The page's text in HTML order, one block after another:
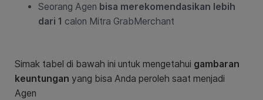
Seorang Agen bisa merekomendasikan lebih
dari 1 calon Mitra GrabMerchant
Simak tabel di bawah ini untuk mengetahui gambaran
keuntungan yang bisa Anda peroleh saat menjadi
Agen